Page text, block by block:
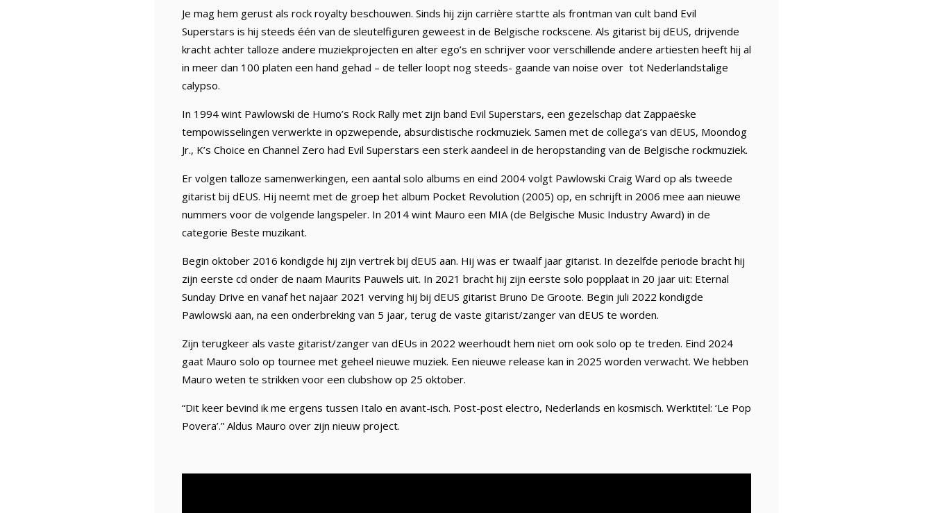
Je mag hem gerust als rock royalty beschouwen. Sinds hij zijn carrière startte als frontman van cult band Evil
Superstars is hij steeds één van de sleutelfiguren geweest in de Belgische rockscene. Als gitarist bij dEUS, drijvende
kracht achter talloze andere muziekprojecten en alter ego’s en schrijver voor verschillende andere artiesten heeft hij al
in meer dan 100 platen een hand gehad – de teller loopt nog steeds- gaande van noise over tot Nederlandstalige
calypso.
In 1994 wint Pawlowski de Humo’s Rock Rally met zijn band Evil Superstars, een gezelschap dat Zappaëske
tempowisselingen verwerkte in opzwepende, absurdistische rockmuziek. Samen met de collega’s van dEUS, Moondog
Jr., K’s Choice en Channel Zero had Evil Superstars een sterk aandeel in de heropstanding van de Belgische rockmuziek.
Er volgen talloze samenwerkingen, een aantal solo albums en eind 2004 volgt Pawlowski Craig Ward op als tweede
gitarist bij dEUS. Hij neemt met de groep het album Pocket Revolution (2005) op, en schrijft in 2006 mee aan nieuwe
nummers voor de volgende langspeler. In 2014 wint Mauro een MIA (de Belgische Music Industry Award) in de
categorie Beste muzikant.
Begin oktober 2016 kondigde hij zijn vertrek bij dEUS aan. Hij was er twaalf jaar gitarist. In dezelfde periode bracht hij
zijn eerste cd onder de naam Maurits Pauwels uit. In 2021 bracht hij zijn eerste solo popplaat in 20 jaar uit: Eternal
Sunday Drive en vanaf het najaar 2021 verving hij bij dEUS gitarist Bruno De Groote. Begin juli 2022 kondigde
Pawlowski aan, na een onderbreking van 5 jaar, terug de vaste gitarist/zanger van dEUS te worden.
Zijn terugkeer als vaste gitarist/zanger van dEUs in 2022 weerhoudt hem niet om ook solo op te treden. Eind 2024
gaat Mauro solo op tournee met geheel nieuwe muziek. Een nieuwe release kan in 2025 worden verwacht. We hebben
Mauro weten te strikken voor een clubshow op 25 oktober.
“Dit keer bevind ik me ergens tussen Italo en avant-isch. Post-post electro, Nederlands en kosmisch. Werktitel: ‘Le Pop
Povera’.” Aldus Mauro over zijn nieuw project.